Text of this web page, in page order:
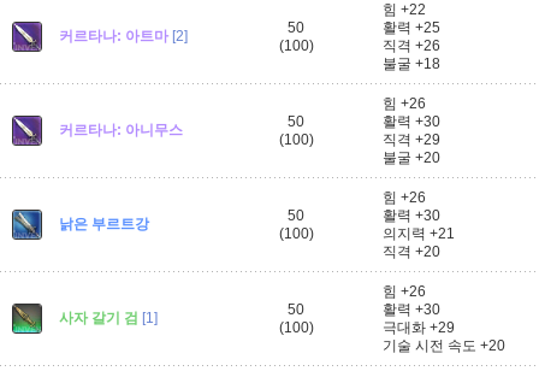
커르타나: 아트마 [2]
50
(100)
힘 +22
활력 +25
직격 +26
불굴 +18
커르타나: 아니무스
50
(100)
힘 +26
활력 +30
직격 +29
불굴 +20
낡은 부르트강
50
(100)
힘 +26
활력 +30
의지력 +21
직격 +20
사자 갈기 검 [1]
50
(100)
힘 +26
활력 +30
극대화 +29
기술 시전 속도 +20